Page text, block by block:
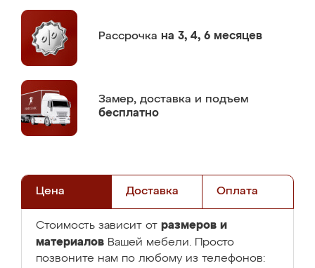
Рассрочка на 3, 4, 6 месяцев
Замер, доставка и подъем
бесплатно
Цена Доставка Оплата
Стоимость зависит от размеров и
материалов Вашей мебели. Просто
позвоните нам по любому из телефонов: